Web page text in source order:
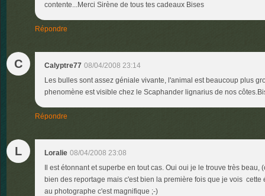
contente...Merci Sirène de tous tes cadeaux Bises
Répondre
C Calyptre77 08/04/2008 23:14
Les bulles sont assez géniale vivante, l'animal est beaucoup plus
phenomène est visible chez le Scaphander lignarius de nos
Répondre
L Loralie 08/04/2008 23:08
Il est étonnant et superbe en tout cas. Oui oui je le trouve très
bien des reportage mais c'est bien la première fois que je vois
au photographe c'est magnifique ;-)